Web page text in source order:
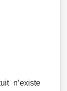
n’existe